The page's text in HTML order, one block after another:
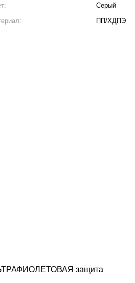
Серый
ПП/ХДПЭ
защита